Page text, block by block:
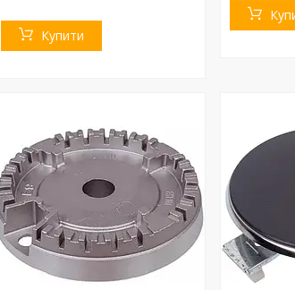
Купити